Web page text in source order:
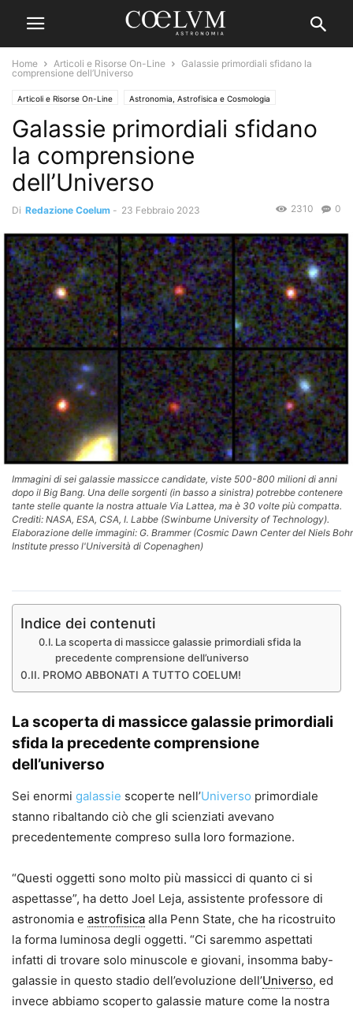
Home Articoli e Risorse On-Line
Galassie primordiali sfidano la
comprensione dell’Universo
Articoli e Risorse On-Line Astronomia, Astrofisica e Cosmologia
News di Astronomia
Galassie primordiali sfidano
la comprensione
dell’Universo
Di Redazione Coelum - 23 Febbraio 2023 0
2310
Immagini di sei galassie massicce candidate, viste 500-800 milioni di anni
dopo il Big Bang. Una delle sorgenti (in basso a sinistra) potrebbe contenere
tante stelle quante la nostra attuale Via Lattea, ma è 30 volte più compatta.
Crediti: NASA, ESA, CSA, I. Labbe (Swinburne University of Technology).
Elaborazione delle immagini: G. Brammer (Cosmic Dawn Center del Niels Bohr
Institute presso l'Università di Copenaghen)
Indice dei contenuti
La scoperta di massicce galassie primordiali sfida la
precedente comprensione dell’universo
PROMO ABBONATI A TUTTO COELUM!
La scoperta di massicce galassie primordiali
sfida la precedente comprensione
dell’universo
Sei enormi galassie scoperte nell’Universo primordiale
stanno ribaltando ciò che gli scienziati avevano
precedentemente compreso sulla loro formazione.
“Questi oggetti sono molto più massicci di quanto ci si
aspettasse”, ha detto Joel Leja, assistente professore di
astronomia e astrofisica alla Penn State, che ha ricostruito
la forma luminosa degli oggetti. “Ci saremmo aspettati
infatti di trovare solo minuscole e giovani, insomma baby-
galassie in questo stadio dell’evoluzione dell’Universo, ed
invece abbiamo scoperto galassie mature come la nostra